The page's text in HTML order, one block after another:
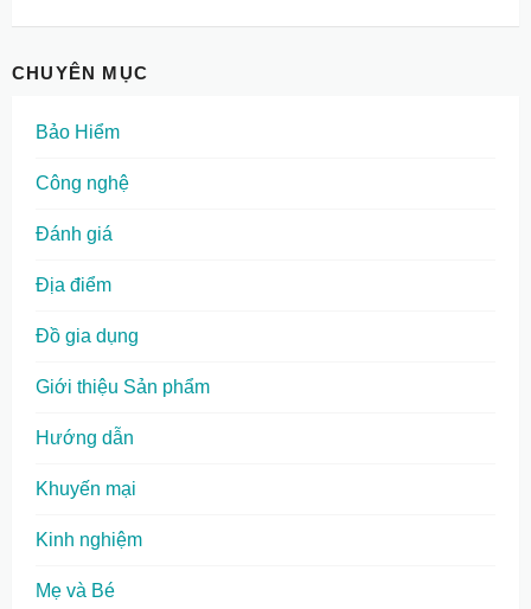
CHUYÊN MỤC
Bảo Hiểm
Công nghệ
Đánh giá
Địa điểm
Đồ gia dụng
Giới thiệu Sản phẩm
Hướng dẫn
Khuyến mại
Kinh nghiệm
Mẹ và Bé